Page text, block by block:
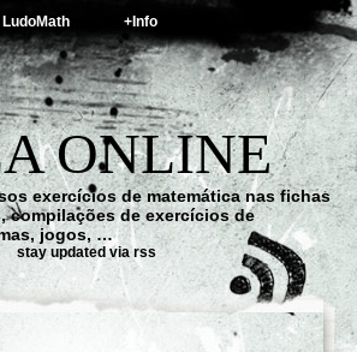
LudoMath +Info
ONLINE
exercícios de matemática nas fichas
compilações de exercícios de
jogos, …
stay updated via rss